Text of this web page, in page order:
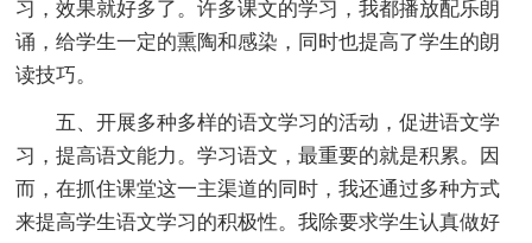
习，效果就好多了。许多课文的学习，我都播放配乐朗
诵，给学生一定的熏陶和感染，同时也提高了学生的朗
读技巧。
五、开展多种多样的语文学习的活动，促进语文学
习，提高语文能力。学习语文，最重要的就是积累。因
而，在抓住课堂这一主渠道的同时，我还通过多种方式
来提高学生语文学习的积极性。我除要求学生认真做好